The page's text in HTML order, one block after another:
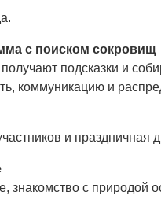
с поиском сокровищ
подсказки и
коммуникацию и
и праздничная
знакомство с природой